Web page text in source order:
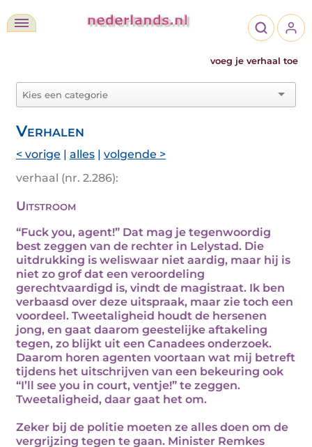
voeg je verhaal toe
Verhalen
< vorige | alles | volgende >
verhaal (nr. 2.286):
Uitstroom
“Fuck you, agent!” Dat mag je tegenwoordig
best zeggen van de rechter in Lelystad. Die
uitdrukking is weliswaar niet aardig, maar hij is
niet zo grof dat een veroordeling
gerechtvaardigd is, vindt de magistraat. Ik ben
verbaasd over deze uitspraak, maar zie toch een
voordeel. Tweetaligheid houdt de hersenen
jong, en gaat daarom geestelijke aftakeling
tegen, zo blijkt uit een Canadees onderzoek.
Daarom horen agenten voortaan wat mij betreft
tijdens het uitschrijven van een bekeuring ook
“I’ll see you in court, ventje!” te zeggen.
Tweetaligheid, daar gaat het om.
Zeker bij de politie moeten ze alles doen om de
vergrijzing tegen te gaan. Minister Remkes